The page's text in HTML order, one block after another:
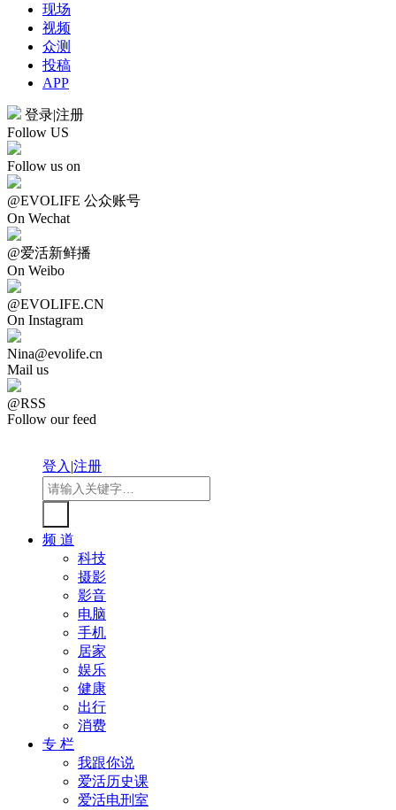
现场
视频
众测
投稿
APP
登录|注册
Follow US
Follow us on
@EVOLIFE 公众账号
On Wechat
@爱活新鲜播
On Weibo
@EVOLIFE.CN
On Instagram
Nina@evolife.cn
Mail us
@RSS
Follow our feed
登入|注册
频 道
科技
摄影
影音
电脑
手机
居家
娱乐
健康
出行
消费
专 栏
我跟你说
爱活历史课
爱活电刑室